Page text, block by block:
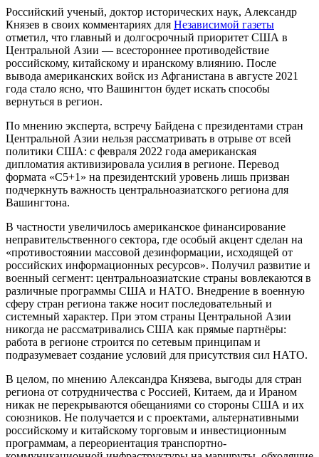
Российский ученый, доктор исторических наук, Александр
Князев в своих комментариях для Независимой газеты
отметил, что главный и долгосрочный приоритет США в
Центральной Азии — всестороннее противодействие
российскому, китайскому и иранскому влиянию. После
вывода американских войск из Афганистана в августе 2021
года стало ясно, что Вашингтон будет искать способы
вернуться в регион.
По мнению эксперта, встречу Байдена с президентами стран
Центральной Азии нельзя рассматривать в отрыве от всей
политики США: с февраля 2022 года американская
дипломатия активизировала усилия в регионе. Перевод
формата «С5+1» на президентский уровень лишь призван
подчеркнуть важность центральноазиатского региона для
Вашингтона.
В частности увеличилось американское финансирование
неправительственного сектора, где особый акцент сделан на
«противостоянии массовой дезинформации, исходящей от
российских информационных ресурсов». Получил развитие и
военный сегмент: центральноазиатские страны вовлекаются в
различные программы США и НАТО. Внедрение в военную
сферу стран региона также носит последовательный и
системный характер. При этом страны Центральной Азии
никогда не рассматривались США как прямые партнёры:
работа в регионе строится по сетевым принципам и
подразумевает создание условий для присутствия сил НАТО.
В целом, по мнению Александра Князева, выгоды для стран
региона от сотрудничества с Россией, Китаем, да и Ираном
никак не перекрываются обещаниями со стороны США и их
союзников. Не получается и с проектами, альтернативными
российскому и китайскому торговым и инвестиционным
программам, а переориентация транспортно-